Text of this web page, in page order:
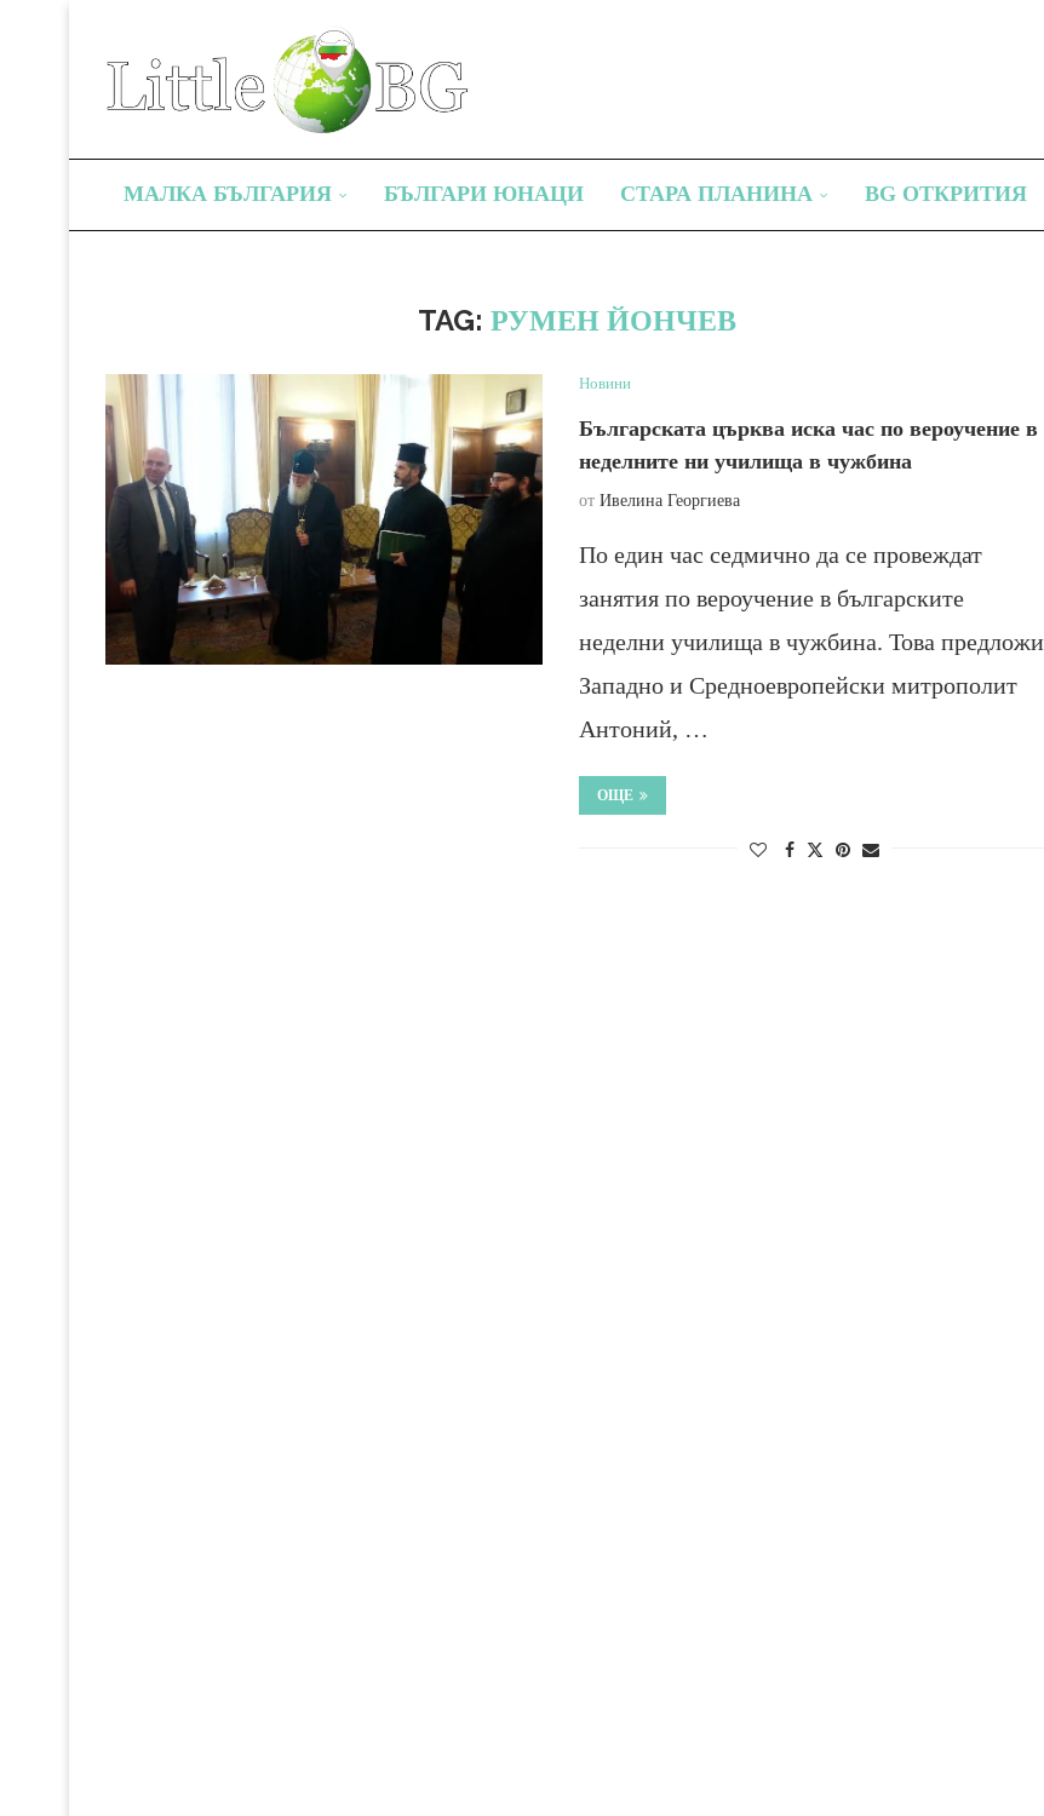
МАЛКА БЪЛГАРИЯ БЪЛГАРИ ЮНАЦИ СТАРА ПЛАНИНА BG ОТКРИТИЯ
TAG:РУМЕН ЙОНЧЕВ
Новини
Българската църква иска час по вероучение в
неделните ни училища в чужбина
от Ивелина Георгиева
По един час седмично да се провеждат
занятия по вероучение в българските
неделни училища в чужбина. Това предложи
Западно и Средноевропейски митрополит
Антоний, …
ОЩЕ